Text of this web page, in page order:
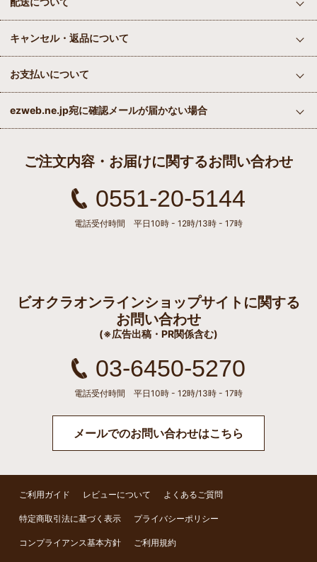
キャンセル・返品について
お支払いについて
ezweb.ne.jp宛に確認メールが届かない場合
ご注文内容・お届けに関するお問い合わせ
0551-20-5144
電話受付時間 平日10時 - 12時/13時 - 17時
ビオクラオンラインショップサイトに関する
お問い合わせ
(※広告出稿・PR関係含む)
03-6450-5270
電話受付時間 平日10時 - 12時/13時 - 17時
メールでのお問い合わせはこちら
ご利用ガイド レビューについて よくあるご質問
特定商取引法に基づく表示 プライバシーポリシー
コンプライアンス基本方針 ご利用規約